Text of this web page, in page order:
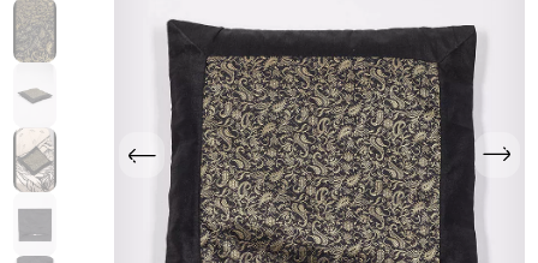
Корзина покупок пуста..